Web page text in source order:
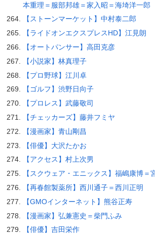
本重理＝服部邦雄＝家入昭＝海埼洋一郎
【ストーンマーケット】中村泰二郎
【ライドオンエクスプレスHD】江見朗
【オートパンサー】高田克彦
【小説家】林真理子
【プロ野球】江川卓
【ゴルフ】渋野日向子
【プロレス】武藤敬司
【チェッカーズ】藤井フミヤ
【漫画家】青山剛昌
【俳優】大沢たかお
【アクセス】村上次男
【スクウェア・エニックス】福嶋康博＝
【再春館製薬所】西川通子＝西川正明
【GMOインターネット】熊谷正寿
【漫画家】弘兼憲史＝柴門ふみ
【俳優】吉田栄作